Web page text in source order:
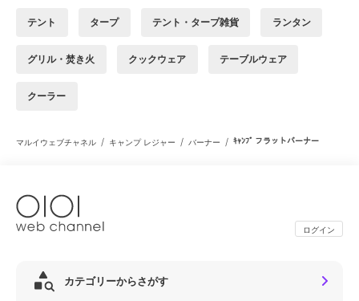
テント タープ テント・タープ雑貨 ランタン
グリル・焚き火 クックウェア テーブルウェア
クーラー
マルイウェブチャネル / キャンプ レジャー / バーナー / ｷｬﾝﾌﾟ フラットバーナー
ログイン
カテゴリーからさがす